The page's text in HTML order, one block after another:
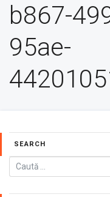
b867-
95ae-
SEARCH